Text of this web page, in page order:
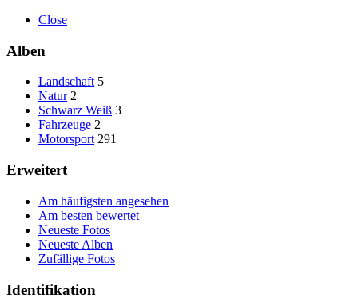
Close
Alben
Landschaft 5
Natur 2
Schwarz Weiß 3
Fahrzeuge 2
Motorsport 291
Erweitert
Am häufigsten angesehen
Am besten bewertet
Neueste Fotos
Neueste Alben
Zufällige Fotos
Identifikation